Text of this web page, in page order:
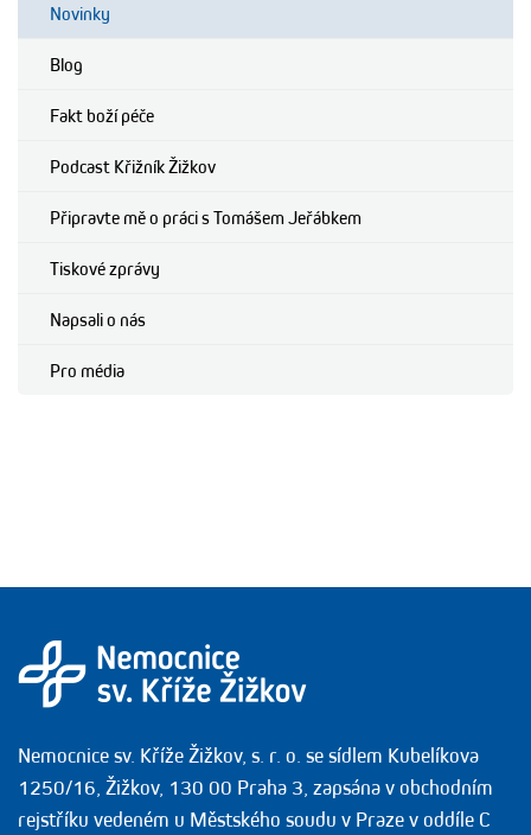
Novinky
Blog
Fakt boží péče
Podcast Křižník Žižkov
Připravte mě o práci s Tomášem Jeřábkem
Tiskové zprávy
Napsali o nás
Pro média
Nemocnice sv. Kříže Žižkov, s. r. o. se sídlem Kubelíkova
1250/16, Žižkov, 130 00 Praha 3, zapsána v obchodním
rejstříku vedeném u Městského soudu v Praze v oddíle C